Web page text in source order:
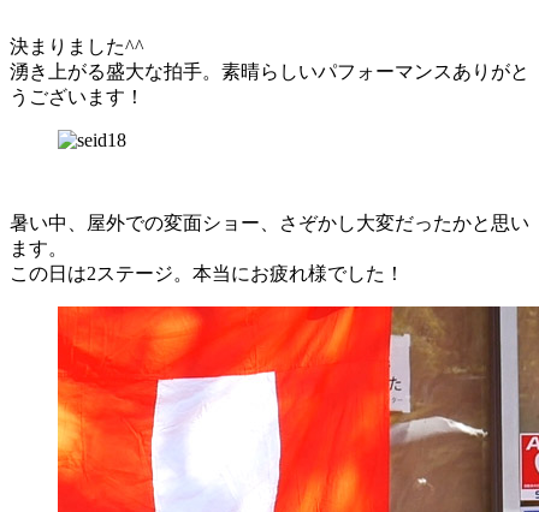
決まりました^^
湧き上がる盛大な拍手。素晴らしいパフォーマンスありがと
うございます！
暑い中、屋外での変面ショー、さぞかし大変だったかと思い
ます。
この日は2ステージ。本当にお疲れ様でした！